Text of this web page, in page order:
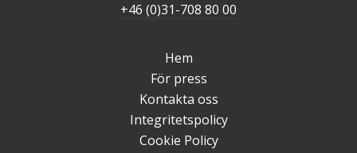
+46 (0)31-708 80 00
Hem
För press
Kontakta oss
Integritetspolicy
Cookie Policy